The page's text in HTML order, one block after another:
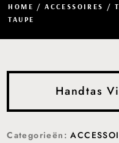
HOME /ACCESSOIRES /
TAUPE
Handtas
Categorieën: